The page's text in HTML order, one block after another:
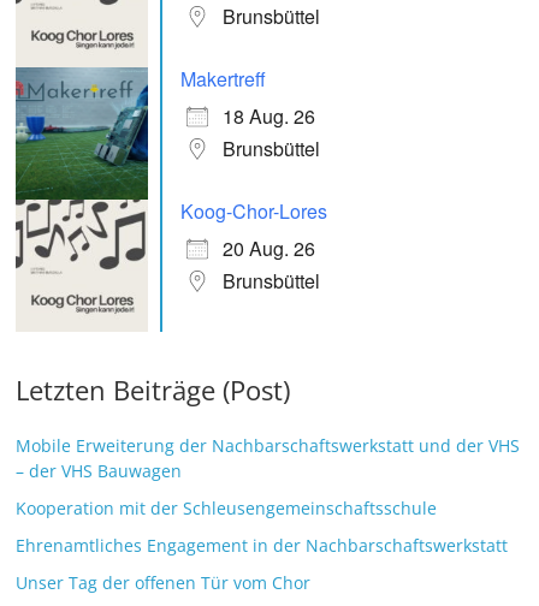
Brunsbüttel
Makertreff
18 Aug. 26
Brunsbüttel
Koog-Chor-Lores
20 Aug. 26
Brunsbüttel
Letzten Beiträge (Post)
Mobile Erweiterung der Nachbarschaftswerkstatt und der VHS
– der VHS Bauwagen
Kooperation mit der Schleusengemeinschaftsschule
Ehrenamtliches Engagement in der Nachbarschaftswerkstatt
Unser Tag der offenen Tür vom Chor